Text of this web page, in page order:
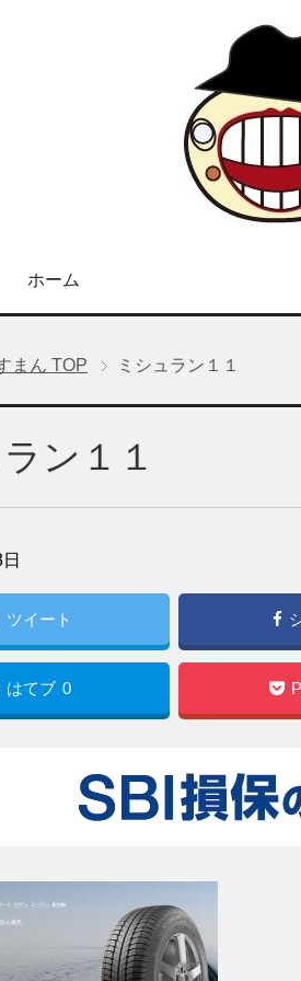
ホーム
まん TOP ミシュラン１１
ン１１
ツイート
はてブ 0